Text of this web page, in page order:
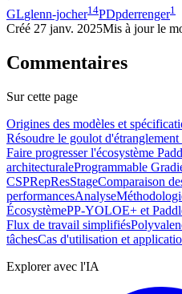
GLglenn-jocher14PDpderrenger1
Créé 27 janv. 2025Mis à jour le
Commentaires
Sur cette page
Origines des modèles et
Résoudre le goulot
Faire progresser l'écosystème
architecturaleProgrammable
CSPRepResStageComparaison
performancesAnalyse
ÉcosystèmePP-YOLOE+ et
Flux de travail simplifiés
tâchesCas d'utilisation et
Explorer avec l'IA